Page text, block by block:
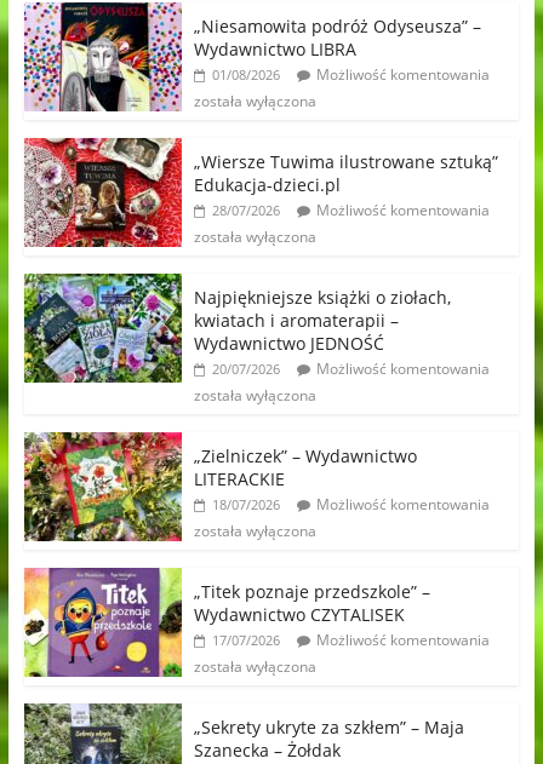
„Niesamowita podróż Odyseusza” –
Wydawnictwo LIBRA
01/08/2026
Możliwość komentowania
została wyłączona
„Wiersze Tuwima ilustrowane sztuką”
Edukacja-dzieci.pl
28/07/2026
Możliwość komentowania
została wyłączona
Najpiękniejsze książki o ziołach,
kwiatach i aromaterapii –
Wydawnictwo JEDNOŚĆ
20/07/2026
Możliwość komentowania
została wyłączona
„Zielniczek” – Wydawnictwo
LITERACKIE
18/07/2026
Możliwość komentowania
została wyłączona
„Titek poznaje przedszkole” –
Wydawnictwo CZYTALISEK
17/07/2026
Możliwość komentowania
została wyłączona
„Sekrety ukryte za szkłem” – Maja
Szanecka – Żołdak